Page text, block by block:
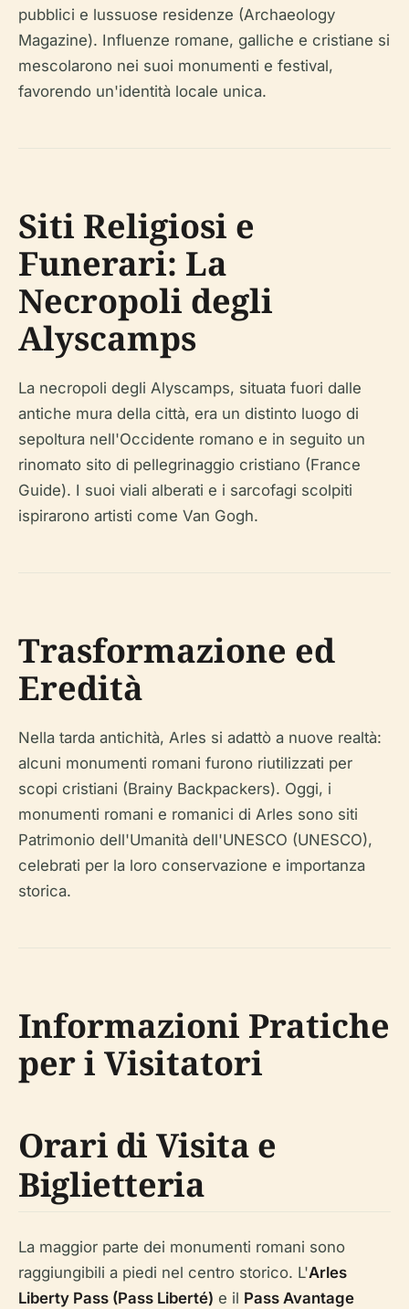
pubblici e lussuose residenze (Archaeology
Magazine). Influenze romane, galliche e cristiane si
mescolarono nei suoi monumenti e festival,
favorendo un'identità locale unica.
Siti Religiosi e
Funerari: La
Necropoli degli
Alyscamps
La necropoli degli Alyscamps, situata fuori dalle
antiche mura della città, era un distinto luogo di
sepoltura nell'Occidente romano e in seguito un
rinomato sito di pellegrinaggio cristiano (France
Guide). I suoi viali alberati e i sarcofagi scolpiti
ispirarono artisti come Van Gogh.
Trasformazione ed
Eredità
Nella tarda antichità, Arles si adattò a nuove realtà:
alcuni monumenti romani furono riutilizzati per
scopi cristiani (Brainy Backpackers). Oggi, i
monumenti romani e romanici di Arles sono siti
Patrimonio dell'Umanità dell'UNESCO (UNESCO),
celebrati per la loro conservazione e importanza
storica.
Informazioni Pratiche
per i Visitatori
Orari di Visita e
Biglietteria
La maggior parte dei monumenti romani sono
raggiungibili a piedi nel centro storico. L'Arles
Liberty Pass (Pass Liberté) e il Pass Avantage